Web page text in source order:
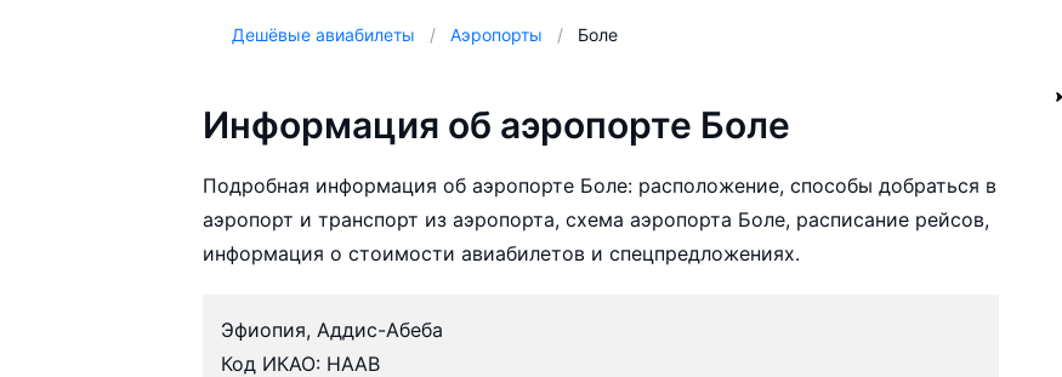
Дешёвые авиабилеты Аэропорты Боле
Информация об аэропорте Боле
Подробная информация об аэропорте Боле: расположение, способы добраться в
аэропорт и транспорт из аэропорта, схема аэропорта Боле, расписание рейсов,
информация о стоимости авиабилетов и спецпредложениях.
Эфиопия, Аддис-Абеба
Код ИКАО: HAAB